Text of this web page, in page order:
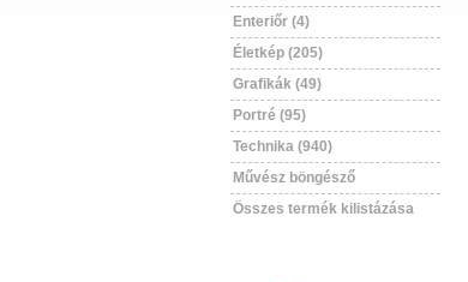
Enteriőr (4)
Életkép (205)
Grafikák (49)
Portré (95)
Technika (940)
Művész böngésző
Összes termék kilistázása